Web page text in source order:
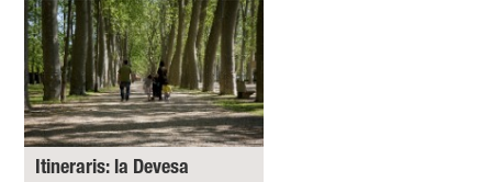
Itineraris: la Devesa